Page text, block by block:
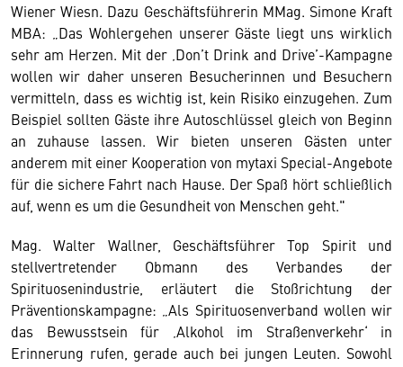
Wiener Wiesn. Dazu Geschäftsführerin MMag. Simone Kraft
MBA: „Das Wohlergehen unserer Gäste liegt uns wirklich
sehr am Herzen. Mit der ‚Don’t Drink and Drive’-Kampagne
wollen wir daher unseren Besucherinnen und Besuchern
vermitteln, dass es wichtig ist, kein Risiko einzugehen. Zum
Beispiel sollten Gäste ihre Autoschlüssel gleich von Beginn
an zuhause lassen. Wir bieten unseren Gästen unter
anderem mit einer Kooperation von mytaxi Special-Angebote
für die sichere Fahrt nach Hause. Der Spaß hört schließlich
auf, wenn es um die Gesundheit von Menschen geht."
Mag. Walter Wallner, Geschäftsführer Top Spirit und
stellvertretender Obmann des Verbandes der
Spirituosenindustrie, erläutert die Stoßrichtung der
Präventionskampagne: „Als Spirituosenverband wollen wir
das Bewusstsein für ‚Alkohol im Straßenverkehr‘ in
Erinnerung rufen, gerade auch bei jungen Leuten. Sowohl